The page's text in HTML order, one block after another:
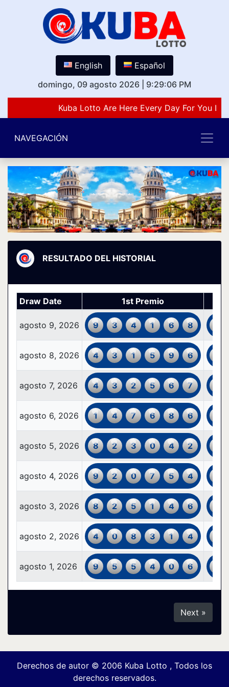
English
Español
domingo, 09 agosto 2026
9:29:06 PM
Kuba Lotto Are Here Every Day For You
NAVEGACIÓN
RESULTADO DEL HISTORIAL
Draw Date 1st Premio
agosto 9, 2026 9 3 4 1 6 8
agosto 8, 2026 4 3 1 5 9 6
agosto 7, 2026 4 3 2 5 6 7
agosto 6, 2026 1 4 7 6 8 6
agosto 5, 2026 8 2 3 0 4 2
agosto 4, 2026 9 2 0 7 5 4
agosto 3, 2026 8 2 5 1 4 6
agosto 2, 2026 4 0 8 3 1 4
agosto 1, 2026 9 5 5 4 0 6
Next »
Derechos de autor © 2006 Kuba Lotto , Todos los
derechos reservados.